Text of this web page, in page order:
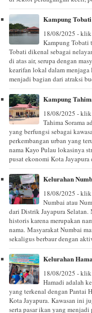
Kampung Tobati
18/08/2025 -
Kampung Tobati
Tobati dikenal sebagai
di atas air, serupa dengan
kearifan lokal dalam
menjadi bagian dari atraksi
Kampung
18/08/2025 -
Tahima Sorama
yang berfungsi sebagai
perkembangan urban yang
nama Kayo Pulau lokasinya
pusat ekonomi Kota Jayapura
Kelurahan
18/08/2025 -
Numbai atau
dari Distrik Jayapura
historis karena merupakan
nama. Masyarakat Numbai
sekaligus berbaur dengan
Kelurahan
18/08/2025 -
Hamadi adalah
yang terkenal dengan Pantai
Kota Jayapura. Kawasan ini
serta pasar ikan yang